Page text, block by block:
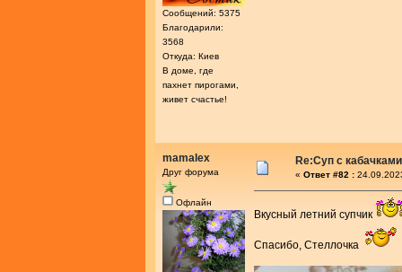
Сообщений: 5375
Благодарили:
3568
Откуда: Киев
В доме, где
пахнет пирогами,
живет счастье!
mamalex
Друг форума
Офлайн
Re:Суп с
« Ответ #82 :
Вкусный летний супчик
Спасибо, Стеллочка